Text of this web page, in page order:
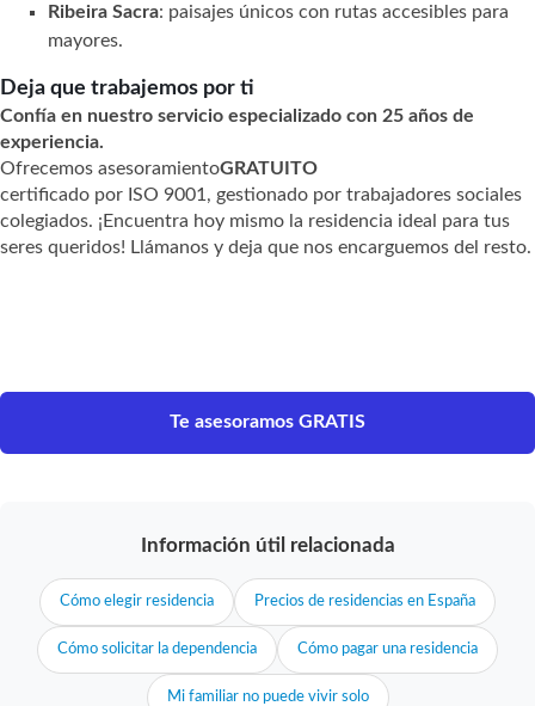
Ribeira Sacra: paisajes únicos con rutas accesibles para
mayores.
Deja que trabajemos por ti
Confía en nuestro servicio especializado con 25 años de
experiencia.
Ofrecemos asesoramientoGRATUITO
certificado por ISO 9001, gestionado por trabajadores sociales
colegiados. ¡Encuentra hoy mismo la residencia ideal para tus
seres queridos! Llámanos y deja que nos encarguemos del resto.
Te asesoramos GRATIS
Información útil relacionada
Cómo elegir residencia Precios de residencias en España
Cómo solicitar la dependencia Cómo pagar una residencia
Mi familiar no puede vivir solo